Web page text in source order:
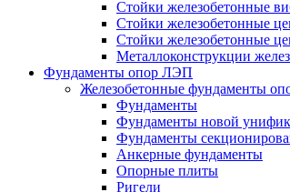
Стойки железобетонные
Стойки железобетонные
Стойки железобетонные
Металлоконструкции
Фундаменты опор ЛЭП
Железобетонные фундаменты
Фундаменты
Фундаменты новой
Фундаменты
Анкерные фундаменты
Опорные плиты
Ригели